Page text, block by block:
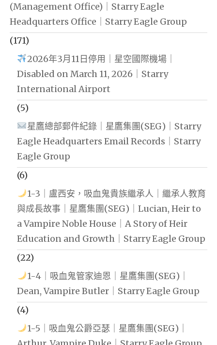
(Management Office)｜Starry Eagle
Headquarters Office｜Starry Eagle Group
(171)
2026年3月11日停用｜星空國際機場｜
Disabled on March 11, 2026｜Starry
International Airport
(5)
星鷹總部郵件紀錄｜星鷹集團(SEG)｜Starry
Eagle Headquarters Email Records｜Starry
Eagle Group
(6)
1-3｜盧西安，吸血鬼貴族繼承人｜繼承人教育
與成長故事｜星鷹集團(SEG)｜Lucian, Heir to
a Vampire Noble House｜A Story of Heir
Education and Growth｜Starry Eagle Group
(22)
1-4｜吸血鬼管家迪恩｜星鷹集團(SEG)｜
Dean, Vampire Butler｜Starry Eagle Group
(4)
1-5｜吸血鬼公爵亞瑟｜星鷹集團(SEG)｜